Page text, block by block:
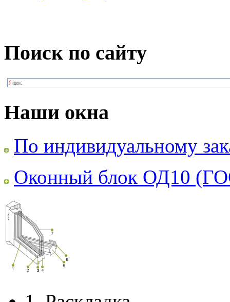
Поиск по сайту
Наши окна
По индивидуальному
Оконный блок ОД10